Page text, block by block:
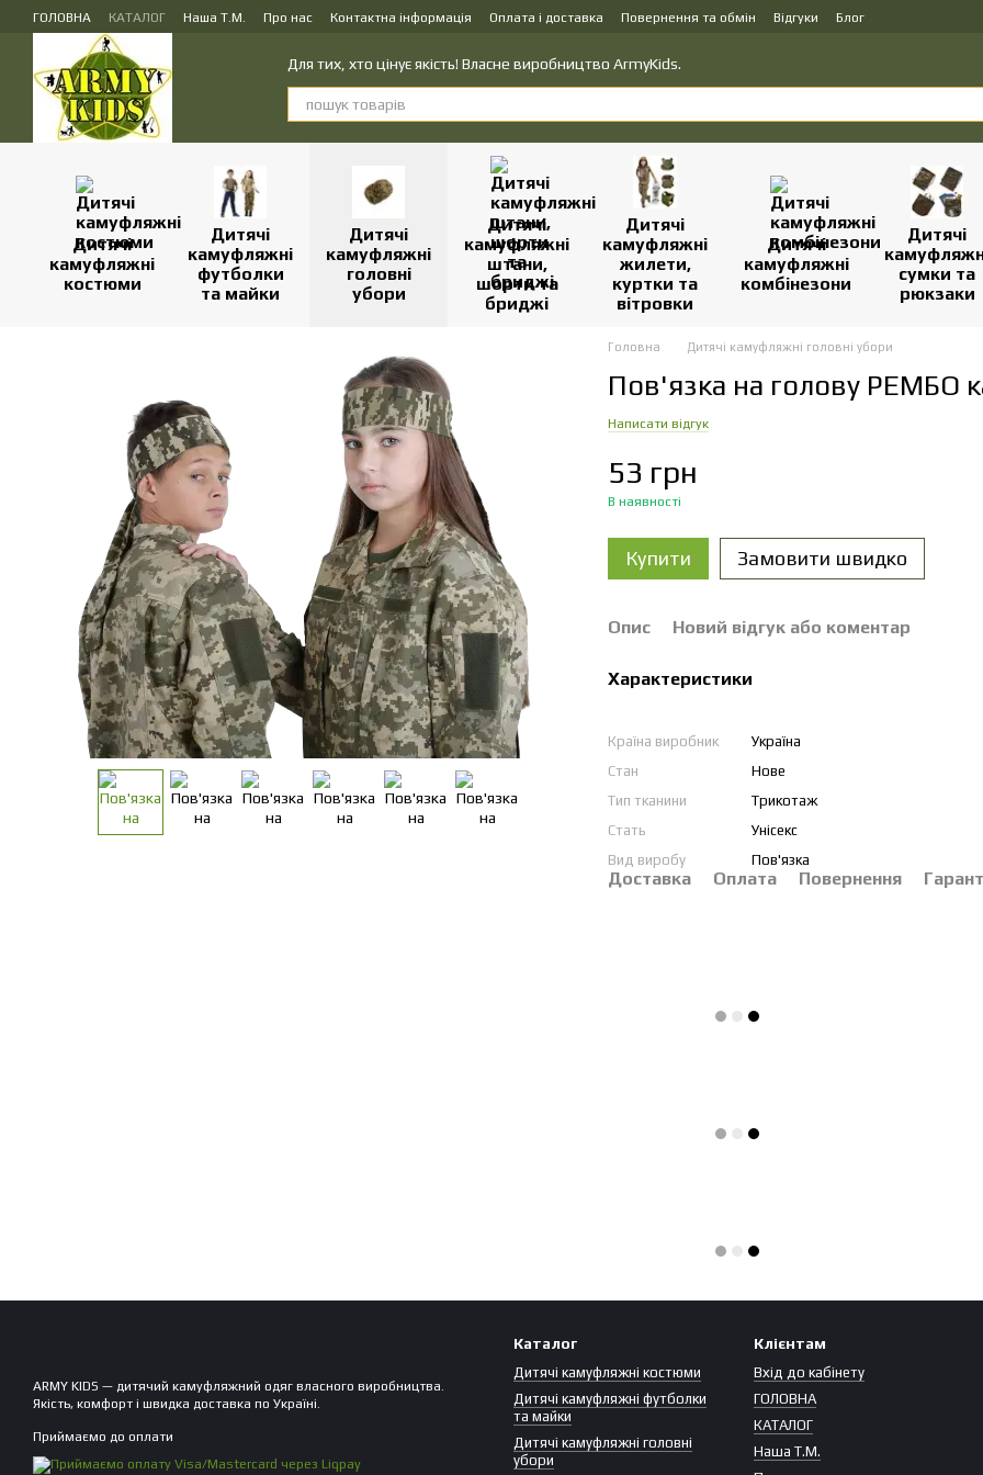
Перейти до основного контенту
ГОЛОВНА КАТАЛОГ Наша Т.М. Про нас Контактна інформація Оплата і доставка Повернення та обмін Відгуки
Блог
ПУБЛІЧНИЙ ДОГОВІР (ОФЕРТА) на замовлення, купівлю-продаж і доставку товарів
Для тих, хто цінує якість! Власне виробництво ArmyKids.
Дитячі
камуфляжні
костюми
Дитячі
камуфляжні
футболки
та майки
Дитячі
камуфляжні
головні
убори
Дитячі
камуфляжні
штани,
шорти та
бриджі
Дитячі
камуфляжні
жилети,
куртки та
вітровки
Дитячі
камуфляжні
комбінезони
Дитячі
сумки та
рюкзаки
Головна Дитячі камуфляжні головні убори
Пов'язка на голову РЕМБО
Написати відгук
53 грн
В наявності
Купити Замовити швидко
Опис Новий відгук або коментар
Характеристики
Країна виробник
Україна
Стан
Нове
Тип тканини
Трикотаж
Стать
Унісекс
Вид виробу
Пов'язка
Доставка Оплата Повернення
ARMY KIDS — дитячий камуфляжний одяг власного виробництва.
Якість, комфорт і швидка доставка по Україні.
Приймаємо до оплати
Каталог
Дитячі камуфляжні костюми
Дитячі камуфляжні футболки
та майки
Дитячі камуфляжні головні
убори
Клієнтам
Вхід до кабінету
ГОЛОВНА
КАТАЛОГ
Наша Т.М.